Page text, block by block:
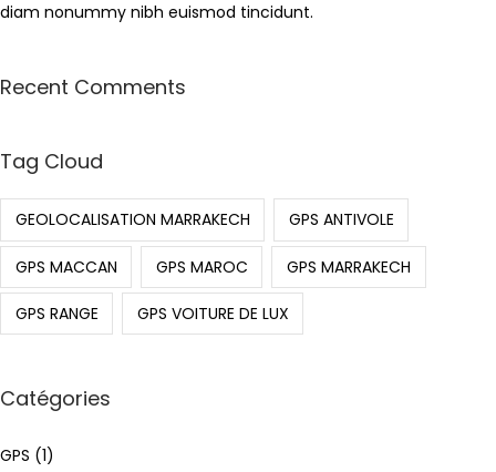
diam nonummy nibh euismod tincidunt.
Recent Comments
Tag Cloud
GEOLOCALISATION MARRAKECH GPS ANTIVOLE
GPS MACCAN GPS MAROC GPS MARRAKECH
GPS RANGE GPS VOITURE DE LUX
Catégories
GPS (1)